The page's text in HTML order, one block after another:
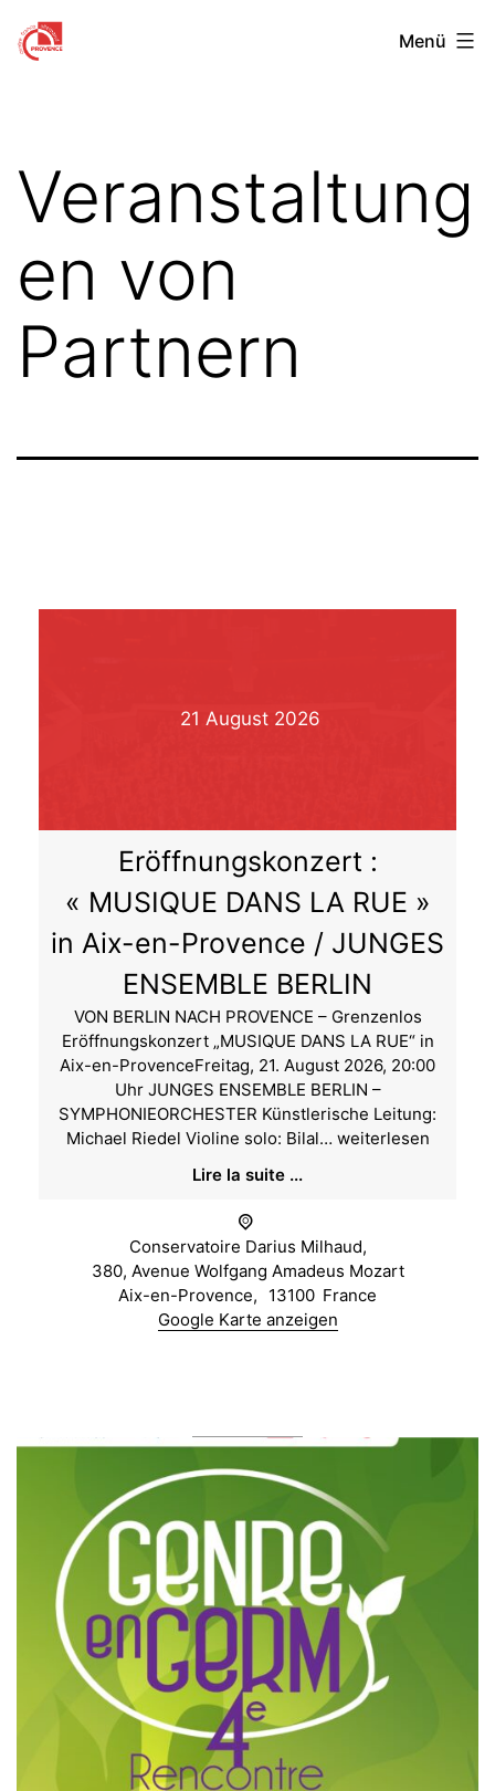
Zum
Inhalt
Centre
Provence
Menü
Veranstaltung
en von
Partnern
21 August 2026
Eröffnungskonzert :
« MUSIQUE DANS LA RUE »
in Aix-en-Provence / JUNGES
ENSEMBLE BERLIN
VON BERLIN NACH PROVENCE – Grenzenlos
Eröffnungskonzert „MUSIQUE DANS LA RUE“ in
Aix-en-ProvenceFreitag, 21. August 2026, 20:00
Uhr JUNGES ENSEMBLE BERLIN –
SYMPHONIEORCHESTER Künstlerische Leitung:
Michael Riedel Violine solo: Bilal… Eröffnungskonzert
RUE »
in
Aix-
en-
BERLIN
weiterlesen
Lire la suite ...
Conservatoire Darius Milhaud,
380, Avenue Wolfgang Amadeus Mozart
Aix-en-Provence, 13100 France
Google Karte anzeigen